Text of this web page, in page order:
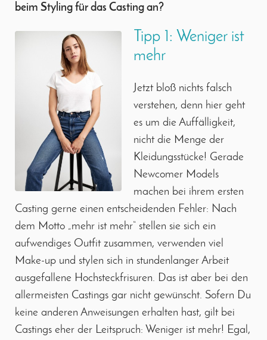
beim Styling für das Casting an?
Tipp 1: Weniger ist
mehr
Jetzt bloß nichts falsch
verstehen, denn hier geht
es um die Auffälligkeit,
nicht die Menge der
Kleidungsstücke! Gerade
Newcomer Models
machen bei ihrem ersten
Casting gerne einen entscheidenden Fehler: Nach
dem Motto „mehr ist mehr“ stellen sie sich ein
aufwendiges Outfit zusammen, verwenden viel
Make-up und stylen sich in stundenlanger Arbeit
ausgefallene Hochsteckfrisuren. Das ist aber bei den
allermeisten Castings gar nicht gewünscht. Sofern Du
keine anderen Anweisungen erhalten hast, gilt bei
Castings eher der Leitspruch: Weniger ist mehr! Egal,